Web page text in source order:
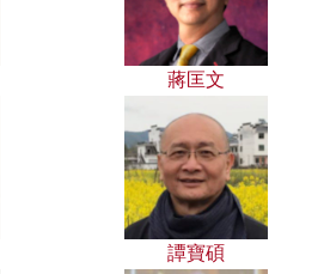
蔣匡文
譚寶碩